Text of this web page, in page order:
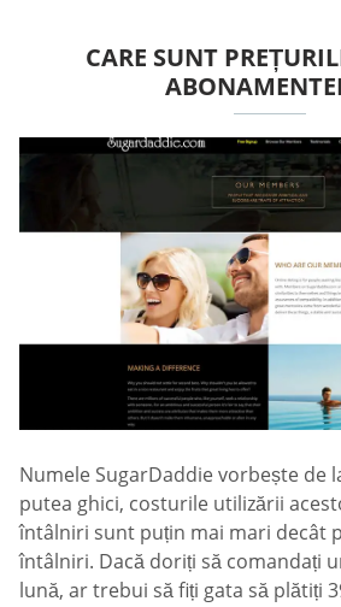
CARE SUNT
Numele SugarDaddie vorbește de
putea ghici, costurile utilizării
întâlniri sunt puțin mai mari decât
întâlniri. Dacă doriți să comandați
lună, ar trebui să fiți gata să plătiți